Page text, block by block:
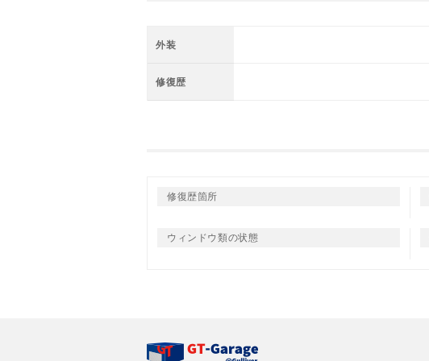
外装
修復歴
修復歴箇所
ウィンドウ類の状態